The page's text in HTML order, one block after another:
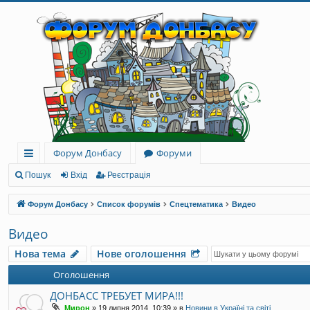
ви
дк
и
й
до
ст
уп
Форум Донбасу
Форуми
Пошук Вхід Реєстрація
Форум Донбасу Список форумів Спецтематика Видео
Видео
Нова тема Нове оголошення
Оголошення
ДОНБАСС ТРЕБУЕТ МИРА!!!
Мирон » 19 липня 2014, 10:39 » в Новини в Україні та світі